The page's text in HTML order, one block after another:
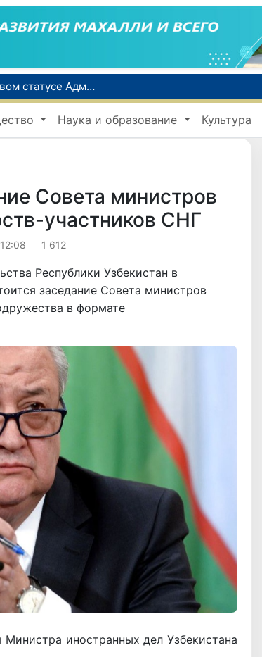
Сенат одобрил Конституционный закон о правовом статусе Администрации Президента Республики Узбекистан
В Ташкенте задержали подозреваемых в распространении крупной партии наркотиков
Наука и образование Культура
Совета министров
участников СНГ
1 612
Республики Узбекистан в
заседание Совета министров
в формате
иностранных дел Узбекистана